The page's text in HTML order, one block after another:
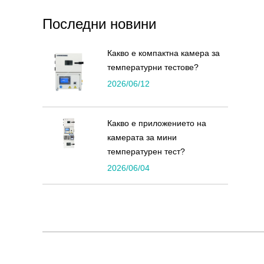
Последни новини
Какво е компактна камера за
температурни тестове?
2026/06/12
Какво е приложението на
камерата за мини
температурен тест?
2026/06/04